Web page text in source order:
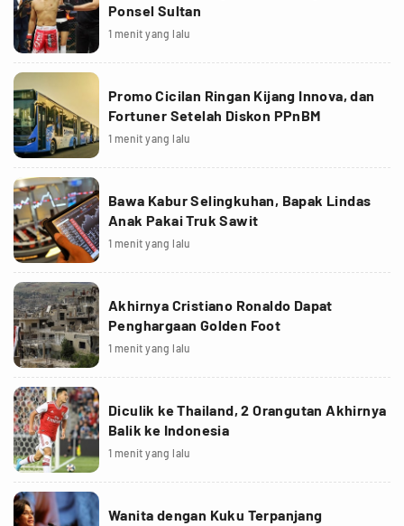
Ponsel Sultan
1 menit yang lalu
Promo Cicilan Ringan Kijang Innova, dan
Fortuner Setelah Diskon PPnBM
1 menit yang lalu
Bawa Kabur Selingkuhan, Bapak Lindas
Anak Pakai Truk Sawit
1 menit yang lalu
Akhirnya Cristiano Ronaldo Dapat
Penghargaan Golden Foot
1 menit yang lalu
Diculik ke Thailand, 2 Orangutan Akhirnya
Balik ke Indonesia
1 menit yang lalu
Wanita dengan Kuku Terpanjang